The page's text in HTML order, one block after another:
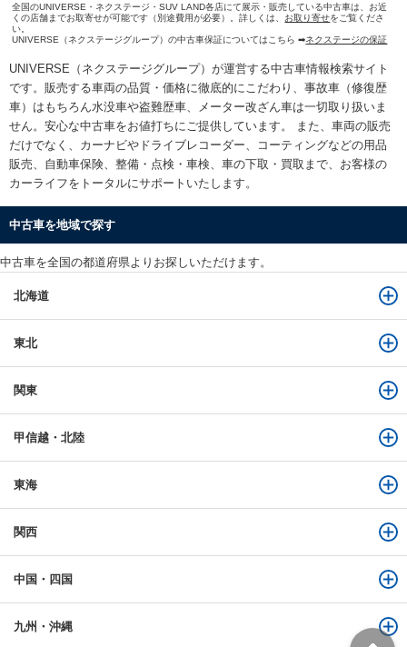
全国のUNIVERSE・ネクステージ・SUV LAND各店にて展示・販売している中古車は、お近
くの店舗までお取寄せが可能です（別途費用が必要）。詳しくは、 お取り寄せをご覧くださ
い。
UNIVERSE（ネクステージグループ）の中古車保証についてはこちら ➡ネクステージの保証
UNIVERSE（ネクステージグループ）が運営する中古車情報検索サイト
です。販売する車両の品質・価格に徹底的にこだわり、事故車（修復歴
車）はもちろん水没車や盗難歴車、メーター改ざん車は一切取り扱いま
せん。安心な中古車をお値打ちに ご提供しています。 また、車両の販売
だけでなく、カーナビやドライブレコーダー、コーティングなどの用品
販売、自動車保険、整備・点検・車検、車の下取・買取まで、お客様の
カーライフをトータルにサポートいたします。
中古車を地域で探す
中古車を全国の都道府県よりお探しいただけます。
北海道
東北
関東
甲信越・北陸
東海
関西
中国・四国
九州・沖縄